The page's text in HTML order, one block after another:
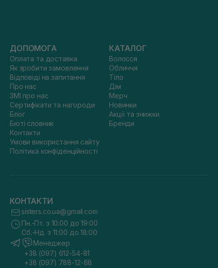
ДОПОМОГА
Оплата та доставка
Як зробити замовлення
Відповіді на запитання
Про нас
ЗМІ про нас
Сертифікати та нагороди
Блог
Бюті словник
Контакти
Умови використання сайту
Політика конфіденційності
КАТАЛОГ
Волосся
Обличчя
Тіло
Дім
Мерч
Новинки
Акції та знижки
Бренди
КОНТАКТИ
sisters.co.ua@gmail.com
Пн.-Пт. з 10:00 до 19:00
Сб.-Нд. з 11:00 до 18:00
Менеджер
+38 (097) 612-54-81
+38 (097) 788-12-88